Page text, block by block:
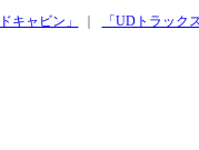
ャビン」
「UDトラック